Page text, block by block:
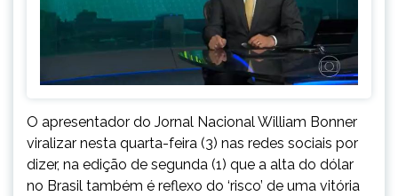
O apresentador do Jornal Nacional William Bonner
viralizar nesta quarta-feira (3) nas redes sociais por
dizer, na edição de segunda (1) que a alta do dólar
no Brasil também é reflexo do ‘risco’ de uma vitória